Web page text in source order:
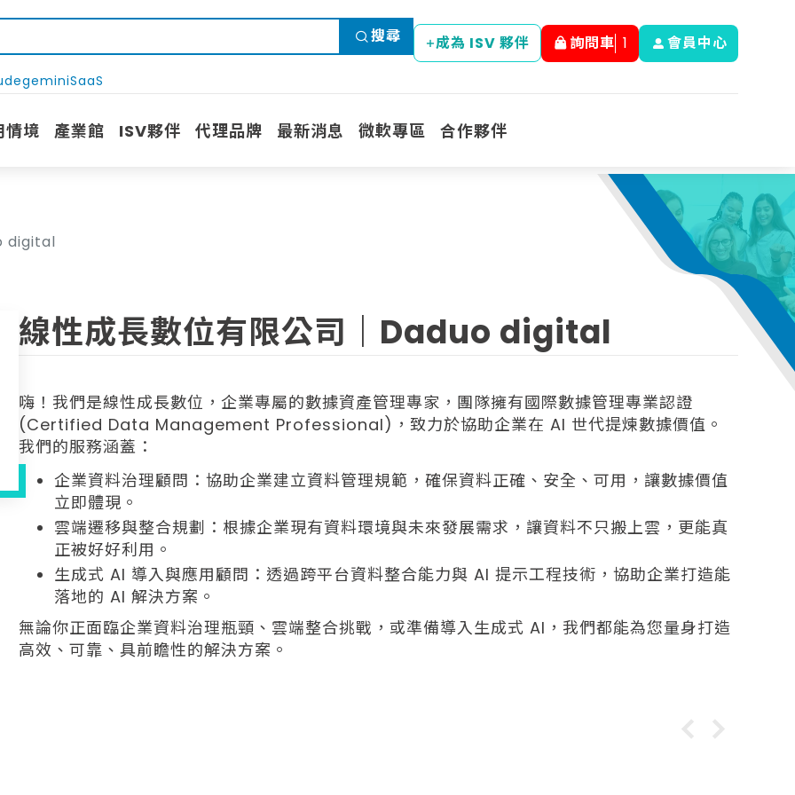
搜尋
geminiSaaS
成為 ISV 夥伴 詢問車 1 會員中心
情境 產業館 ISV夥伴 代理品牌 最新消息 微軟專區 合作夥伴
digital
線性成長數位有限公司｜Daduo digital
嗨！我們是線性成長數位，企業專屬的數據資產管理專家，團隊擁有國際數據管理專業認證
(Certified Data Management Professional)，致力於協助企業在 AI 世代提煉數據價值。
我們的服務涵蓋：
企業資料治理顧問：協助企業建立資料管理規範，確保資料正確、安全、可用，讓數據價值
立即體現。
雲端遷移與整合規劃：根據企業現有資料環境與未來發展需求，讓資料不只搬上雲，更能真
正被好好利用。
生成式 AI 導入與應用顧問：透過跨平台資料整合能力與 AI 提示工程技術，協助企業打造能
落地的 AI 解決方案。
無論你正面臨企業資料治理瓶頸、雲端整合挑戰，或準備導入生成式 AI，我們都能為您量身打造
高效、可靠、具前瞻性的解決方案。